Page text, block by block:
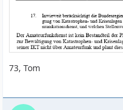
73, Tom